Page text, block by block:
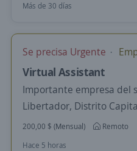
Más de 30 días
Se precisa Urgente
Virtual Assistant
Importante empresa del
Libertador, Distrito
200,00 $ (Mensual)
Remoto
Hace 5 horas